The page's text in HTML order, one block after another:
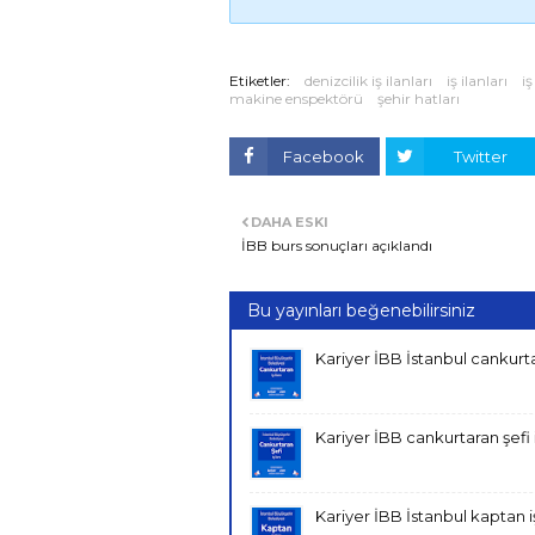
Etiketler: denizcilik iş ilanları iş ilanları
makine enspektörü
şehir hatları
Facebook Twitter
DAHA ESKI
İBB burs sonuçları açıklandı
Bu yayınları beğenebilirsiniz
Kariyer İBB İstanbul
Kariyer İBB cankurtaran şefi
Kariyer İBB İstanbul kaptan